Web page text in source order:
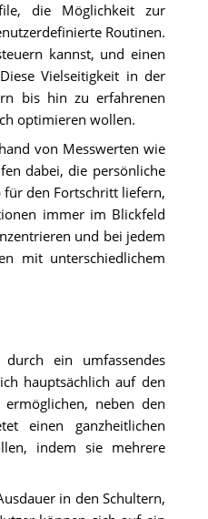
die Möglichkeit zur
Routinen.
kannst, und einen
Vielseitigkeit in der
bis hin zu erfahrenen
optimieren wollen.
von Messwerten wie
dabei, die persönliche
für den Fortschritt liefern,
immer im Blickfeld
und bei jedem
mit unterschiedlichem
ein umfassendes
hauptsächlich auf den
neben den
einen ganzheitlichen
indem sie mehrere
in den Schultern,